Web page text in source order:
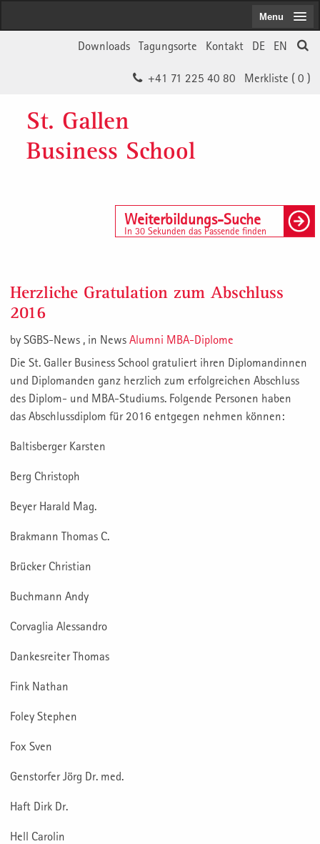
EN
DE
Kontakt
Tagungsorte
Downloads
Merkliste ( 0 )
+41 71 225 40 80
St. Gallen
Business School
Weiterbildungs-Suche
In 30 Sekunden das Passende finden
Menu
Herzliche Gratulation zum Abschluss
2016
by SGBS-News , in News Alumni MBA-Diplome
Die St. Galler Business School gratuliert ihren Diplomandinnen
und Diplomanden ganz herzlich zum erfolgreichen Abschluss
des Diplom- und MBA-Studiums. Folgende Personen haben
das Abschlussdiplom für 2016 entgegen nehmen können:
Baltisberger Karsten
Berg Christoph
Beyer Harald Mag.
Brakmann Thomas C.
Brücker Christian
Buchmann Andy
Corvaglia Alessandro
Dankesreiter Thomas
Fink Nathan
Foley Stephen
Fox Sven
Genstorfer Jörg Dr. med.
Haft Dirk Dr.
Hell Carolin